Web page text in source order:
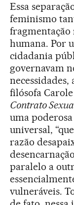
Essa
feminismo
humana. Por
cidadania
governavam
necessidades,
filósofa
Contrato
uma
universal,
razão
paralelo a
vulneráveis.